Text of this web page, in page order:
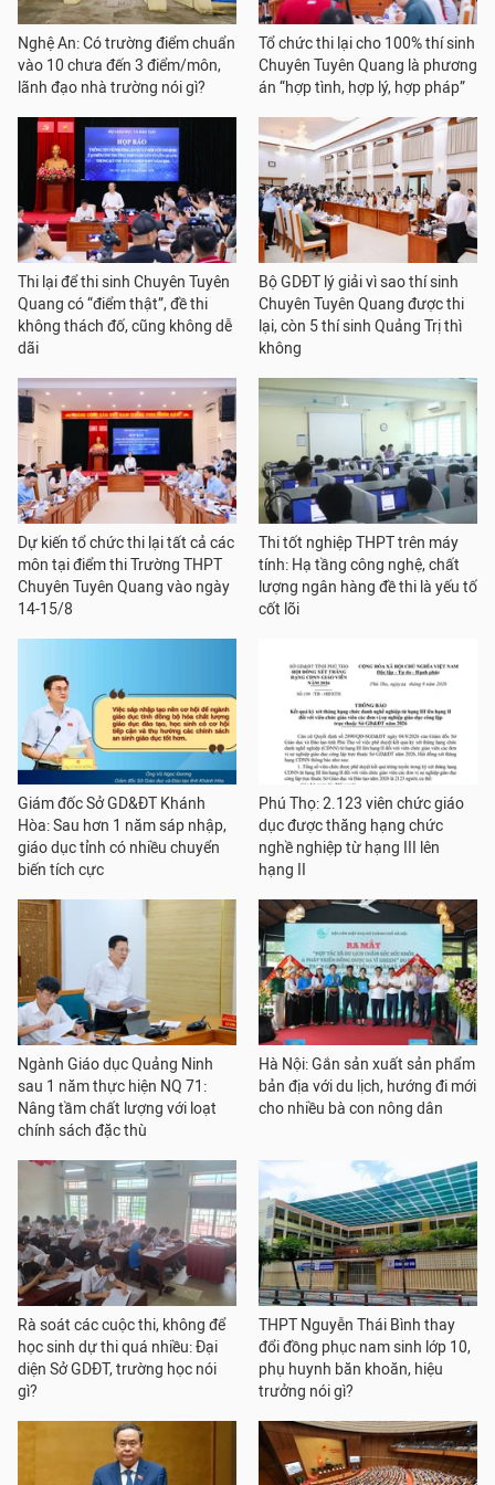
Nghệ An: Có trường điểm chuẩn
vào 10 chưa đến 3 điểm/môn,
lãnh đạo nhà trường nói gì?
Tổ chức thi lại cho 100% thí sinh
Chuyên Tuyên Quang là phương
án “hợp tình, hợp lý, hợp pháp”
Thi lại để thi sinh Chuyên Tuyên
Quang có “điểm thật”, đề thi
không thách đố, cũng không dễ
dãi
Bộ GDĐT lý giải vì sao thí sinh
Chuyên Tuyên Quang được thi
lại, còn 5 thí sinh Quảng Trị thì
không
Dự kiến tổ chức thi lại tất cả các
môn tại điểm thi Trường THPT
Chuyên Tuyên Quang vào ngày
14-15/8
Thi tốt nghiệp THPT trên máy
tính: Hạ tầng công nghệ, chất
lượng ngân hàng đề thi là yếu tố
cốt lõi
Giám đốc Sở GD&ĐT Khánh
Hòa: Sau hơn 1 năm sáp nhập,
giáo dục tỉnh có nhiều chuyển
biến tích cực
Phú Thọ: 2.123 viên chức giáo
dục được thăng hạng chức
nghề nghiệp từ hạng III lên
hạng II
Ngành Giáo dục Quảng Ninh
sau 1 năm thực hiện NQ 71:
Nâng tầm chất lượng với loạt
chính sách đặc thù
Hà Nội: Gắn sản xuất sản phẩm
bản địa với du lịch, hướng đi mới
cho nhiều bà con nông dân
Rà soát các cuộc thi, không để
học sinh dự thi quá nhiều: Đại
diện Sở GDĐT, trường học nói
gì?
THPT Nguyễn Thái Bình thay
đổi đồng phục nam sinh lớp 10,
phụ huynh băn khoăn, hiệu
trưởng nói gì?